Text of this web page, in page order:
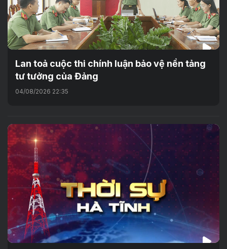
Lan toả cuộc thi chính luận bảo vệ nền tảng
tư tưởng của Đảng
04/08/2026 22:35